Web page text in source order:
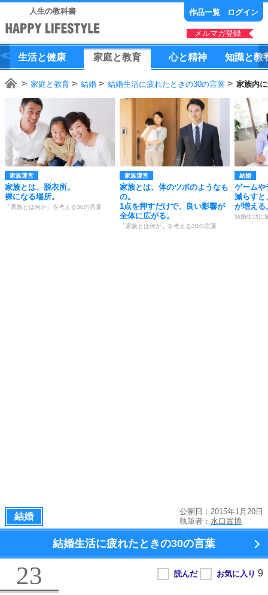
人生の教科書 作品一覧 ログイン
メルマガ登録
生活と健康 家庭と教育 心と精神 知識と教
家庭と教育 結婚 結婚生活に疲れたときの30の言葉 家族内
家族運営
家族とは、脱衣所。
裸になる場所。
「家族とは何か」を考える30の言葉
家族運営
家族とは、体のツボのようなも
の。
1点を押すだけで、良い影響が
全体に広がる。
「家族とは何か」を考える30の言葉
結婚
ゲームや
減らすと
が増える
結婚生活に
結婚
公開日：2015年1月20日
執筆者： 水口貴博
結婚生活に疲れたときの30の言葉
23